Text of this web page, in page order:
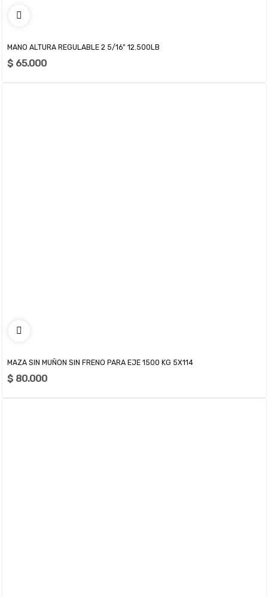
MANO ALTURA REGULABLE 2 5/16" 12.500LB
$ 65.000
MAZA SIN MUÑON SIN FRENO PARA EJE 1500 KG 5X114
$ 80.000